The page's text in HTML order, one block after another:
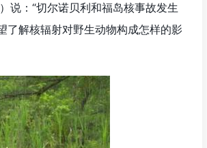
：“切尔诺贝利和福岛核事故发生
了解核辐射对野生动物构成怎样的影